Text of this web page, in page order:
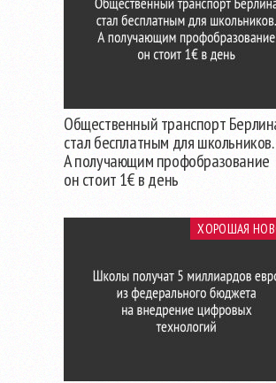
Общественный транспорт
стал бесплатным для школьников.
А получающим профобразование
он стоит 1€ в день
ХОРОШАЯ